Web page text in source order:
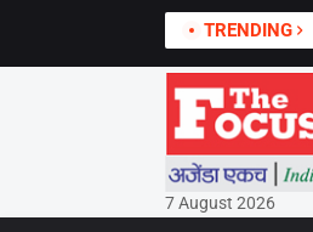
TRENDING
7 August 2026